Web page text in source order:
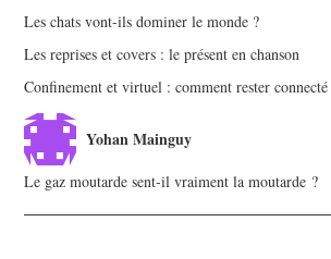
Les chats vont-ils dominer le monde ?
Les reprises et covers : le présent en chanson
Confinement et virtuel : comment rester connecté
Yohan Mainguy
Le gaz moutarde sent-il vraiment la moutarde ?